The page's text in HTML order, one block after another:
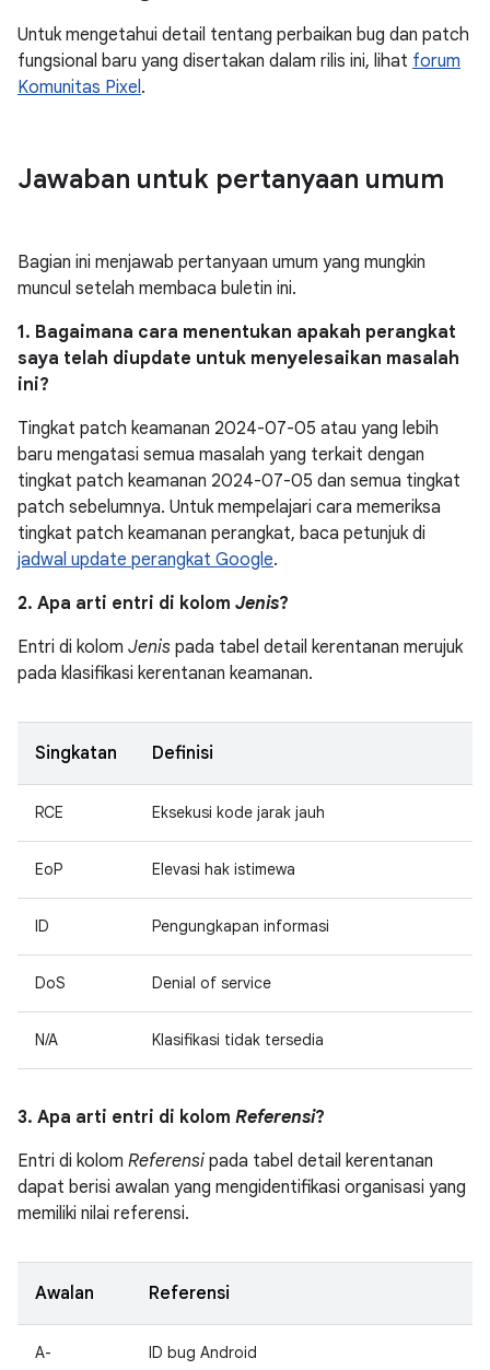
Untuk mengetahui detail tentang perbaikan bug dan patch
fungsional baru yang disertakan dalam rilis ini, lihat forum
Komunitas Pixel.
Jawaban untuk pertanyaan umum
Bagian ini menjawab pertanyaan umum yang mungkin
muncul setelah membaca buletin ini.
1. Bagaimana cara menentukan apakah perangkat
saya telah diupdate untuk menyelesaikan masalah
ini?
Tingkat patch keamanan 2024-07-05 atau yang lebih
baru mengatasi semua masalah yang terkait dengan
tingkat patch keamanan 2024-07-05 dan semua tingkat
patch sebelumnya. Untuk mempelajari cara memeriksa
tingkat patch keamanan perangkat, baca petunjuk di
jadwal update perangkat Google.
2. Apa arti entri di kolom Jenis?
Entri di kolom Jenis pada tabel detail kerentanan merujuk
pada klasifikasi kerentanan keamanan.
Singkatan Definisi
RCE Eksekusi kode jarak jauh
EoP Elevasi hak istimewa
ID Pengungkapan informasi
DoS Denial of service
N/A Klasifikasi tidak tersedia
3. Apa arti entri di kolom Referensi?
Entri di kolom Referensi pada tabel detail kerentanan
dapat berisi awalan yang mengidentifikasi organisasi yang
memiliki nilai referensi.
Awalan Referensi
A- ID bug Android